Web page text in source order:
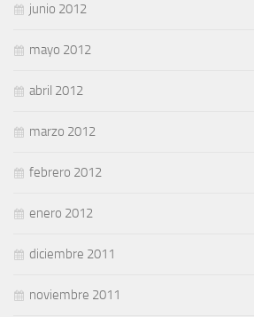
junio 2012
mayo 2012
abril 2012
marzo 2012
febrero 2012
enero 2012
diciembre 2011
noviembre 2011